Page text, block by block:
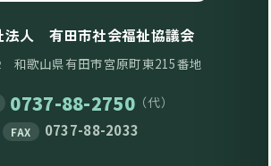
法人 有田市社会福祉協議会
和歌山県有田市宮原町東215番地
0737-88-2750（代）
FAX 0737-88-2033